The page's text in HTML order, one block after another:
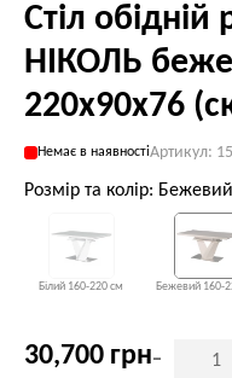
Стіл
НІКОЛЬ
220x90x76
Немає в наявностіАртикул:
Розмір та колір:
Білий 160-220 см Бежевий 160-
30,700 грн-